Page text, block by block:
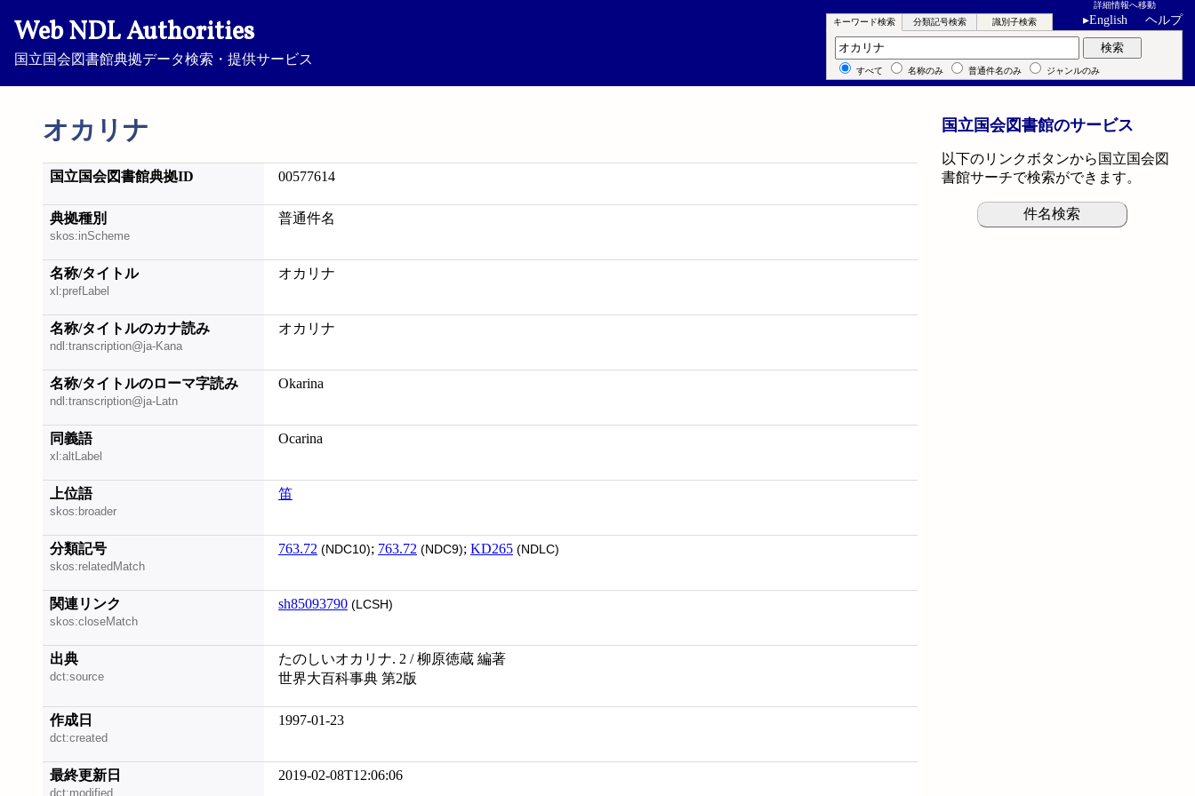
Web NDL Authorities
国立国会図書館典拠データ検索・提供サービス
詳細情報へ移動
▸English ヘルプ
オカリナ
キーワード検索 分類記号検索 識別子検索
キーワード検索 検索
すべて 名称のみ 普通件名のみ ジャンルのみ
国立国会図書館典拠ID 00577614
典拠種別
skos:inScheme
普通件名
名称/タイトル
xl:prefLabel
オカリナ
名称/タイトルのカナ読み
ndl:transcription@ja-Kana
オカリナ
名称/タイトルのローマ字読み
ndl:transcription@ja-Latn
Okarina
同義語
xl:altLabel
Ocarina
上位語
skos:broader
笛
分類記号
skos:relatedMatch
763.72 (NDC10); 763.72 (NDC9); KD265 (NDLC)
関連リンク
skos:closeMatch
sh85093790 (LCSH)
出典
dct:source
たのしいオカリナ. 2 / 柳原徳蔵 編著
世界大百科事典 第2版
作成日
dct:created
1997-01-23
最終更新日
dct:modified
2019-02-08T12:06:06
国立国会図書館のサービス
以下のリンクボタンから国立国会図
書館サーチで検索ができます。
件名検索